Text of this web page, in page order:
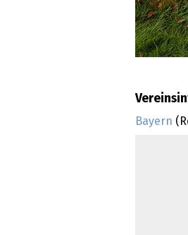
Bayern